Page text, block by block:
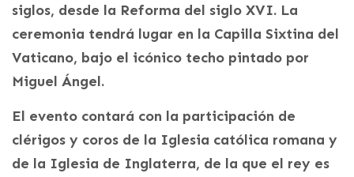
siglos, desde la Reforma del siglo XVI. La
ceremonia tendrá lugar en la Capilla Sixtina del
Vaticano, bajo el icónico techo pintado por
Miguel Ángel.
El evento contará con la participación de
clérigos y coros de la Iglesia católica romana y
de la Iglesia de Inglaterra, de la que el rey es